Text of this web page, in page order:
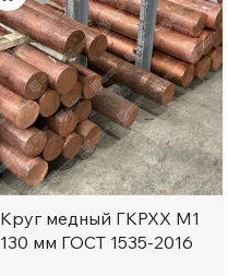
Круг медный ГКРХХ М1
130 мм ГОСТ 1535-2016